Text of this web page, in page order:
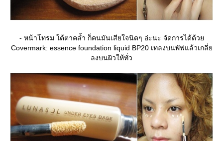
- หน้าโทรม ใต้ตาคล้ำ ก็คนมันเสียใจนิดๆ อ่ะนะ จัดการได้ด้ว
Covermark: essence foundation liquid BP20 เทลงบนพัฟแล้วเกลี่
ลงบนผิวให้ทั่ว